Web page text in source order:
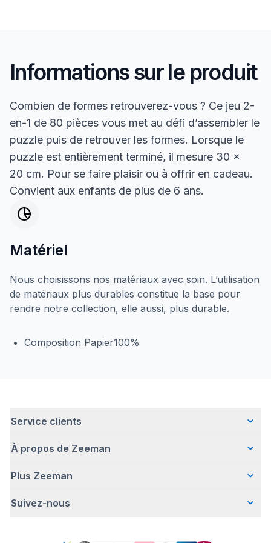
Informations sur le produit
Combien de formes retrouverez-vous ? Ce jeu 2-
en-1 de 80 pièces vous met au défi d’assembler le
puzzle puis de retrouver les formes. Lorsque le
puzzle est entièrement terminé, il mesure 30 x
20 cm. Pour se faire plaisir ou à offrir en cadeau.
Convient aux enfants de plus de 6 ans.
Matériel
Nous choisissons nos matériaux avec soin. L’utilisation
de matériaux plus durables constitue la base pour
rendre notre collection, elle aussi, plus durable.
Composition Papier100%
Service clients
Questions fréquentes
Livraison
Retour d'articles
À propos de Zeeman
Qui sommes-nous ?
Une entreprise responsable
Plus Zeeman
Communiqué de presse
Suivez-nous